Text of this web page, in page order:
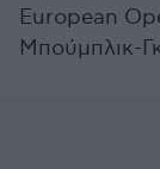
European
Μπούμπλικ-